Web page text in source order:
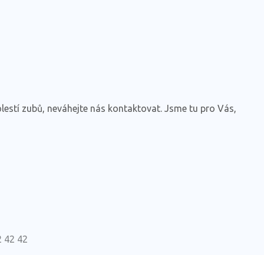
zubů, neváhejte nás kontaktovat. Jsme tu pro Vás,
42 42